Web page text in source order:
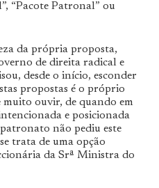
“Pacote Patronal” ou
da própria proposta,
de direita radical e
desde o início, esconder
propostas é o próprio
ouvir, de quando em
e posicionada
não pediu este
trata de uma opção
da Srª Ministra do